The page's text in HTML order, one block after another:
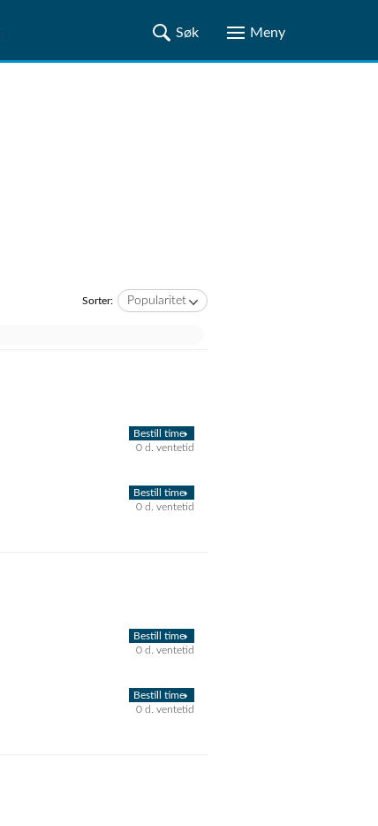
Sorter: Popularitet
Bestill time
0 d. ventetid
Bestill time
0 d. ventetid
Bestill time
0 d. ventetid
Bestill time
0 d. ventetid